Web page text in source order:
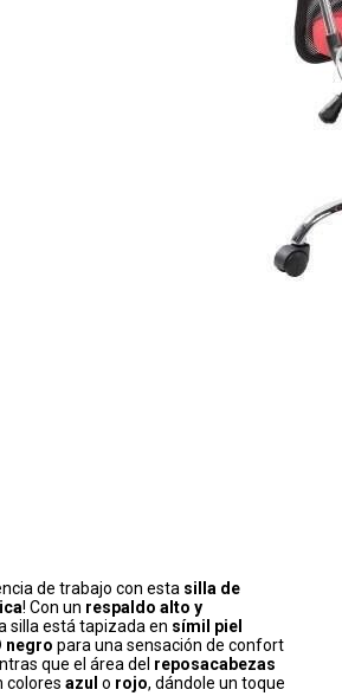
de trabajo con esta silla de
! Con un respaldo alto y
silla está tapizada en símil piel
negro para una sensación de confort
que el área del reposacabezas
colores azul o rojo, dándole un toque